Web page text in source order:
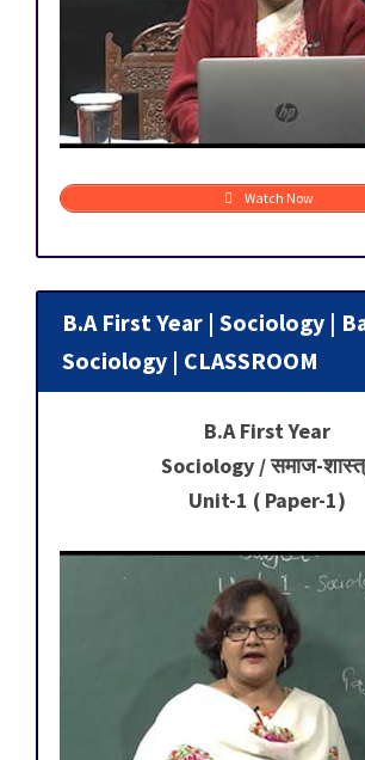
Watch Now
B.A First Year | Sociology |
Sociology | CLASSROOM
B.A First Year
Sociology / समाज-
Unit-1 ( Paper-1)